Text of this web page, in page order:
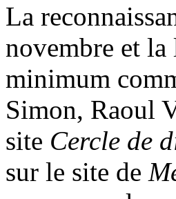
La
novembre et
minimum
Simon, Raoul
site Cercle de
sur le site de